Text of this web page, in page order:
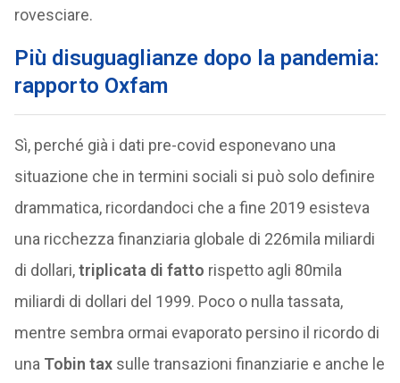
rovesciare.
Più disuguaglianze dopo la pandemia:
rapporto Oxfam
Sì, perché già i dati pre-covid esponevano una
situazione che in termini sociali si può solo definire
drammatica, ricordandoci che a fine 2019 esisteva
una ricchezza finanziaria globale di 226mila miliardi
di dollari,triplicata di fatto rispetto agli 80mila
miliardi di dollari del 1999. Poco o nulla tassata,
mentre sembra ormai evaporato persino il ricordo di
una Tobin taxsulle transazioni finanziarie e anche le